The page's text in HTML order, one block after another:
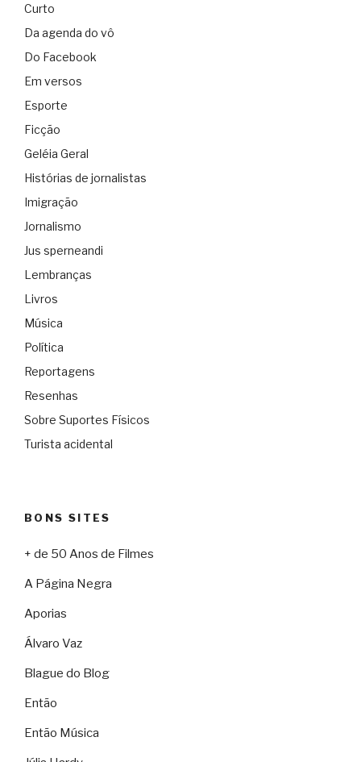
Curto
Da agenda do vô
Do Facebook
Em versos
Esporte
Ficção
Geléia Geral
Histórias de jornalistas
Imigração
Jornalismo
Jus sperneandi
Lembranças
Livros
Música
Política
Reportagens
Resenhas
Sobre Suportes Físicos
Turista acidental
BONS SITES
+ de 50 Anos de Filmes
A Página Negra
Aporias
Álvaro Vaz
Blague do Blog
Então
Então Música